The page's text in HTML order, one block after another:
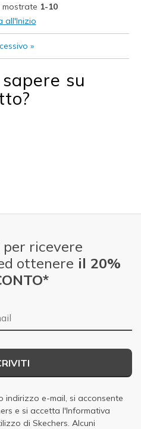
mostrate 1-10
all'Inizio
»
su
ricevere
ottenere il 20%
indirizzo e-mail, si acconsente
e si accetta l'Informativa
di Skechers . Alcuni